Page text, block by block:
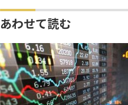
あわせて読む